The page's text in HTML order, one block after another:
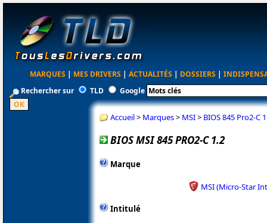
MARQUES | MES DRIVERS | ACTUALITÉS | DOSSIERS |
Rechercher sur
TLD Google
Accueil> Marques> MSI> BIOS 845 Pro2-C
BIOS MSI 845 PRO2-C 1.2
Marque
MSI (Micro-Star
Intitulé